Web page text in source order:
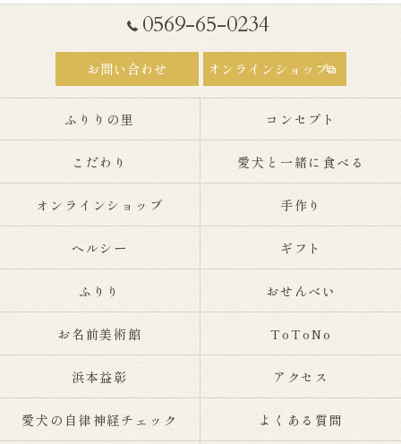
0569-65-0234
お問い合わせ オンラインショップ
ふりりの里 コンセプト
こだわり 愛犬と一緒に食べる
オンラインショップ 手作り
ヘルシー ギフト
ふりり おせんべい
お名前美術館 ToToNo
浜本益彰 アクセス
愛犬の自律神経チェック よくある質問